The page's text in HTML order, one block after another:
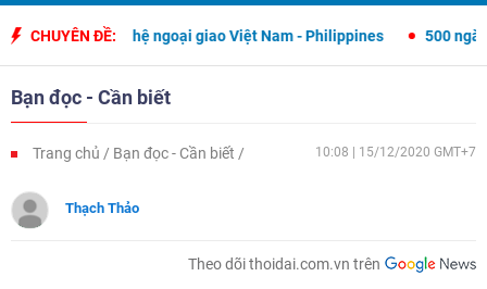
CHUYÊN ĐỀ:
lập quan hệ ngoại giao Việt Nam - Philippines 500 ngày đêm
Bạn đọc - Cần biết
Trang chủ Bạn đọc - Cần biết 10:08 | 15/12/2020 GMT+7
Thạch Thảo
Theo dõi thoidai.com.vn trên